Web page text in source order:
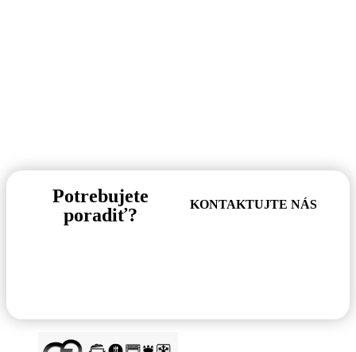
Potrebujete
poradiť?
KONTAKTUJTE NÁS